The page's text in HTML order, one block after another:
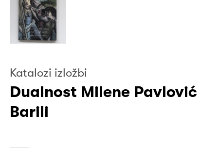
Katalozi izložbi
Dualnost Milene Pavlović
Barili